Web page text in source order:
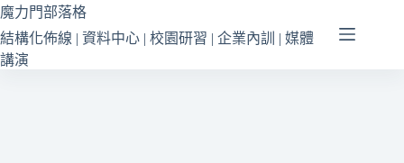
跳
至
主
魔力門部落格
結構化佈線 | 資料中心 | 校園研習 | 企業內訓 | 媒體
講演